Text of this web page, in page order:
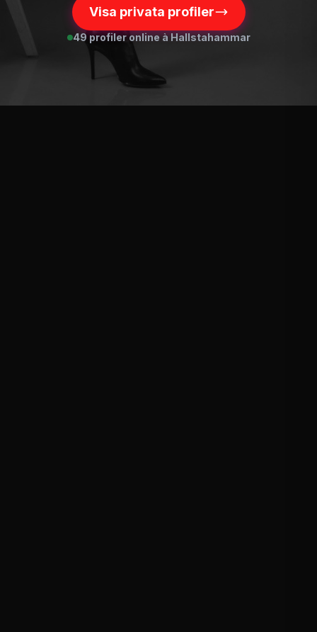
Visa privata profiler
49 profiler online à Hallstahammar